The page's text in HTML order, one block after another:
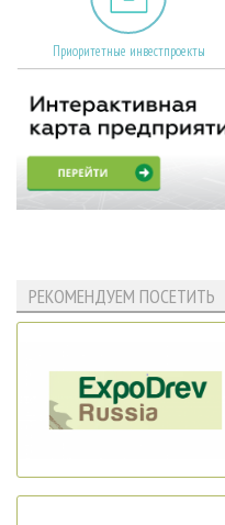
Приоритетные инвестпроекты
РЕКОМЕНДУЕМ ПОСЕТИТЬ